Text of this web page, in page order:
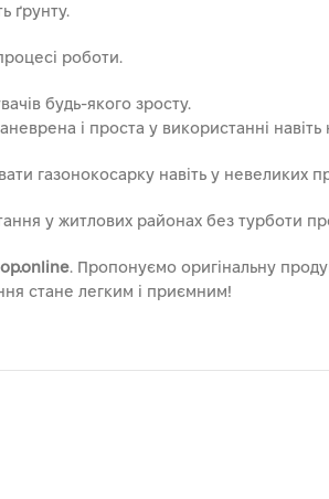
ґрунту.
роботи.
будь-якого зросту.
і проста у використанні навіть
газонокосарку навіть у невеликих
у житлових районах без турботи
. Пропонуємо оригінальну
стане легким і приємним!